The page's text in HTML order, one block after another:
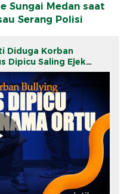
Sungai Medan saat
Serang Polisi
Diduga Korban
Dipicu Saling Ejek